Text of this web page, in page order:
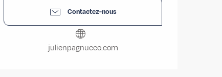
Contactez-nous
julienpagnucco.com